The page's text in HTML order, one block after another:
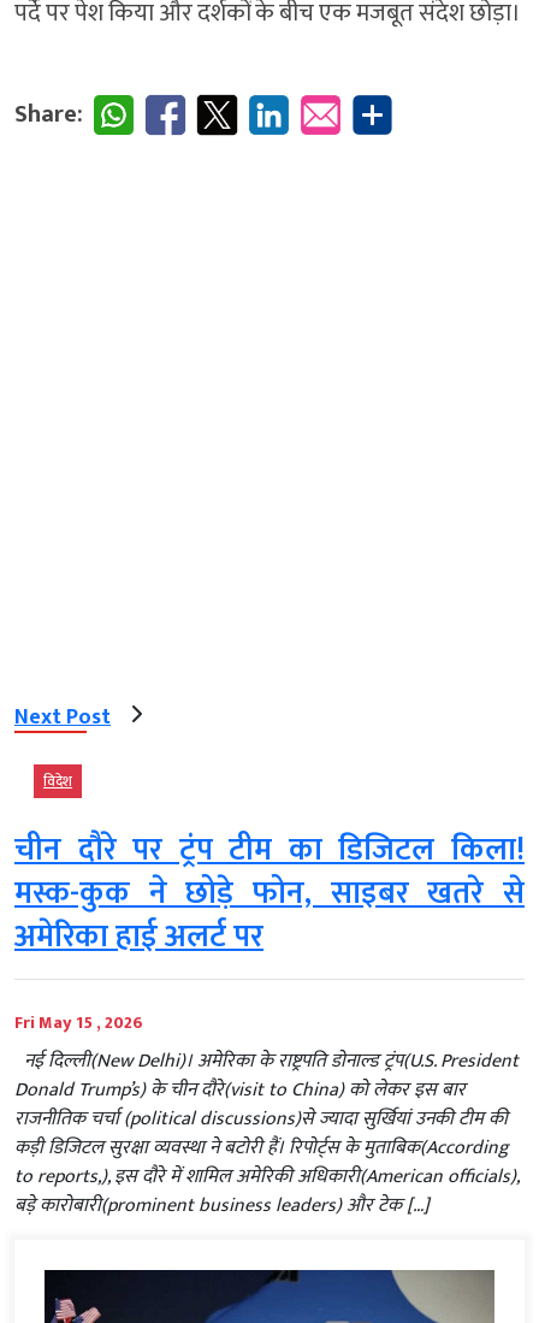
पर्दे पर पेश किया और दर्शकों के बीच एक मजबूत संदेश छोड़ा।
Share:
Next Post
विदेश
चीन दौरे पर ट्रंप टीम का डिजिटल किला!
मस्क-कुक ने छोड़े फोन, साइबर खतरे से
अमेरिका हाई अलर्ट पर
Fri May 15 , 2026
नई दिल्ली(New Delhi)। अमेरिका के राष्ट्रपति डोनाल्ड ट्रंप(U.S. President
Donald Trump’s) के चीन दौरे(visit to China) को लेकर इस बार
राजनीतिक चर्चा (political discussions)से ज्यादा सुर्खियां उनकी टीम की
कड़ी डिजिटल सुरक्षा व्यवस्था ने बटोरी हैं। रिपोर्ट्स के मुताबिक(According
to reports,), इस दौरे में शामिल अमेरिकी अधिकारी(American officials),
बड़े कारोबारी(prominent business leaders) और टेक […]